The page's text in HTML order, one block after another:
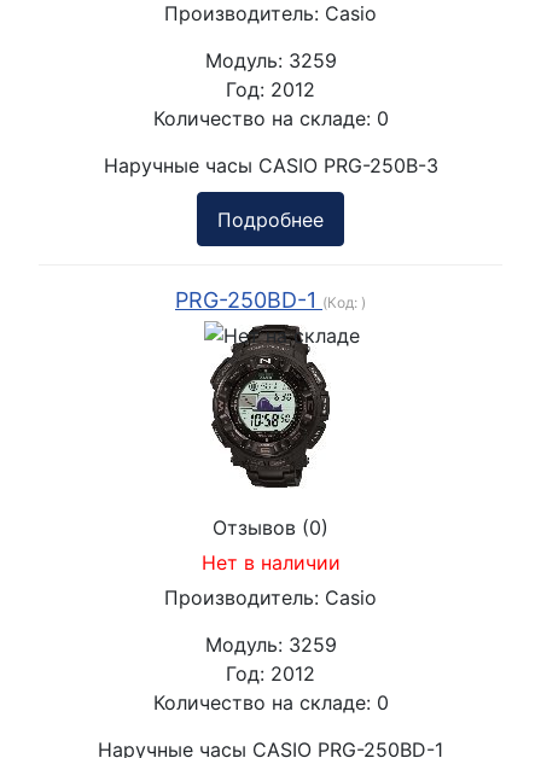
Производитель: Casio
Модуль: 3259
Год: 2012
Количество на складе: 0
Наручные часы CASIO PRG-250B-3
Подробнее
PRG-250BD-1 (Код: )
Отзывов (0)
Нет в наличии
Производитель: Casio
Модуль: 3259
Год: 2012
Количество на складе: 0
Наручные часы CASIO PRG-250BD-1